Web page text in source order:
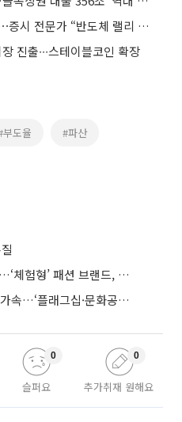
코스피 8% 역대급 폭락에도⋯증시 전문가 “반도체 랠리 안 꺾였다”
진출∙∙∙스테이블코인 확장
부도율 #파산
스투시부터 무신사 킥스까지…‘체험형’ 패션 브랜드, 잇단 제주행
명품 브랜드, 백화점 밖 D2C 가속…‘플래그십·문화공간’ 전략 눈길
슬퍼요
0
추가취재 원해요
0